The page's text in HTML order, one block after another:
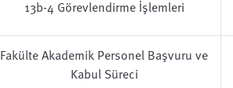
13b-4 Görevlendirme İşlemleri
Fakülte Akademik Personel Başvuru ve
Kabul Süreci